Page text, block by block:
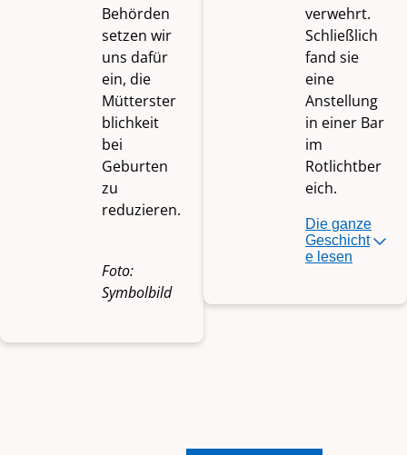
Behörden
setzen wir
uns dafür
ein, die
Mütterster
blichkeit
bei
Geburten
zu
reduzieren.
Foto:
Symbolbild
verwehrt.
Schließlich
fand sie
eine
Anstellung
in einer Bar
im
Rotlichtber
eich.
Die ganze
Geschicht
e lesen